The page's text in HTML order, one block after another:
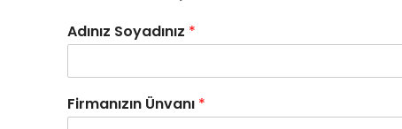
Adınız Soyadınız *
Firmanızın Ünvanı *